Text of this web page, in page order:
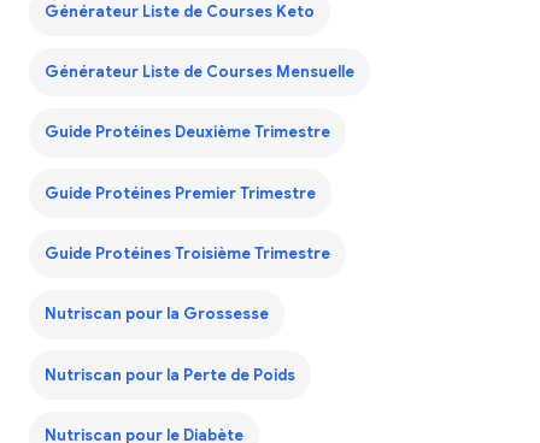
Générateur Liste de Courses Keto
Générateur Liste de Courses Mensuelle
Guide Protéines Deuxième Trimestre
Guide Protéines Premier Trimestre
Guide Protéines Troisième Trimestre
Nutriscan pour la Grossesse
Nutriscan pour la Perte de Poids
Nutriscan pour le Diabète